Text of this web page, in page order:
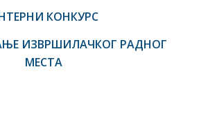
КОНКУРС
ИЗВРШИЛАЧКОГ РАДНОГ
МЕСТА